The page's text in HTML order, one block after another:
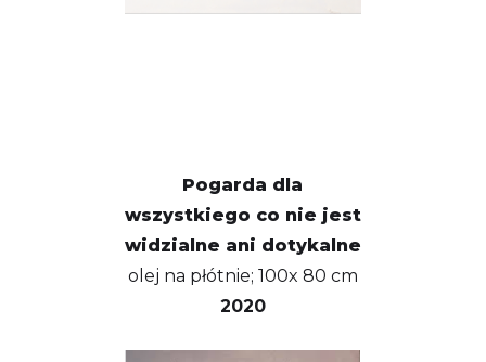
Pogarda dla
wszystkiego co nie jest
widzialne ani dotykalne
olej na płótnie; 100x 80 cm
2020